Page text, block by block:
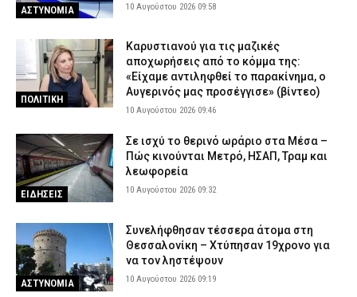
ΑΣΤΥΝΟΜΙΑ 10 Αυγούστου 2026 09:58
ΠΟΛΙΤΙΚΗ
Καρυστιανού για τις μαζικές
αποχωρήσεις από το κόμμα της:
«Είχαμε αντιληφθεί το παρακίνημα, ο
Αυγερινός μας προσέγγισε» (βίντεο)
10 Αυγούστου 2026 09:46
ΕΙΔΗΣΕΙΣ
Σε ισχύ το θερινό ωράριο στα Μέσα –
Πώς κινούνται Μετρό, ΗΣΑΠ, Τραμ και
λεωφορεία
10 Αυγούστου 2026 09:32
ΑΣΤΥΝΟΜΙΑ
Συνελήφθησαν τέσσερα άτομα στη
Θεσσαλονίκη – Χτύπησαν 19χρονο για
να τον ληστέψουν
10 Αυγούστου 2026 09:19